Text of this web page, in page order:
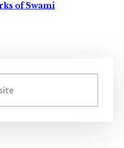
of Swami